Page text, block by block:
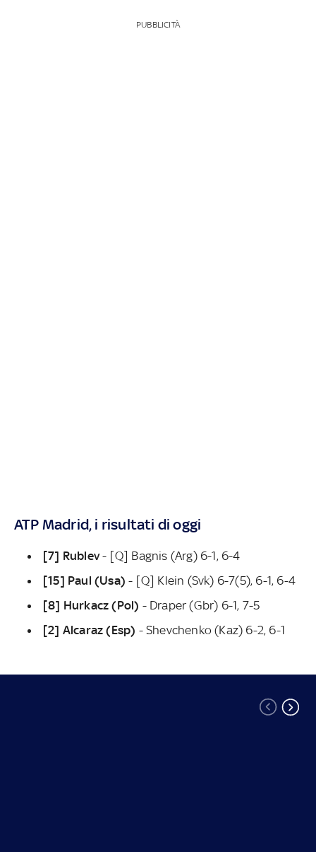
PUBBLICITÀ
ATP Madrid, i risultati di oggi
[7] Rublev- [Q] Bagnis (Arg) 6-1, 6-4
[15] Paul (Usa) - [Q] Klein (Svk) 6-7(5), 6-1, 6-4
[8] Hurkacz (Pol) - Draper (Gbr) 6-1, 7-5
[2] Alcaraz (Esp) -Shevchenko (Kaz) 6-2, 6-1